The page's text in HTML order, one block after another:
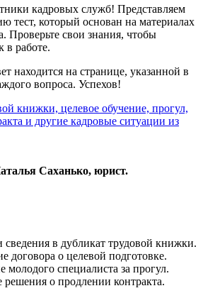
кадровых служб! Представляем
тест, который основан на материалах
Проверьте свои знания, чтобы
в работе.
находится на странице, указанной в
вопроса. Успехов!
книжки, целевое обучение, прогул,
и другие кадровые ситуации из
Саханько, юрист.
сведения в дубликат трудовой книжки.
договора о целевой подготовке.
молодого специалиста за прогул.
о продлении контракта.